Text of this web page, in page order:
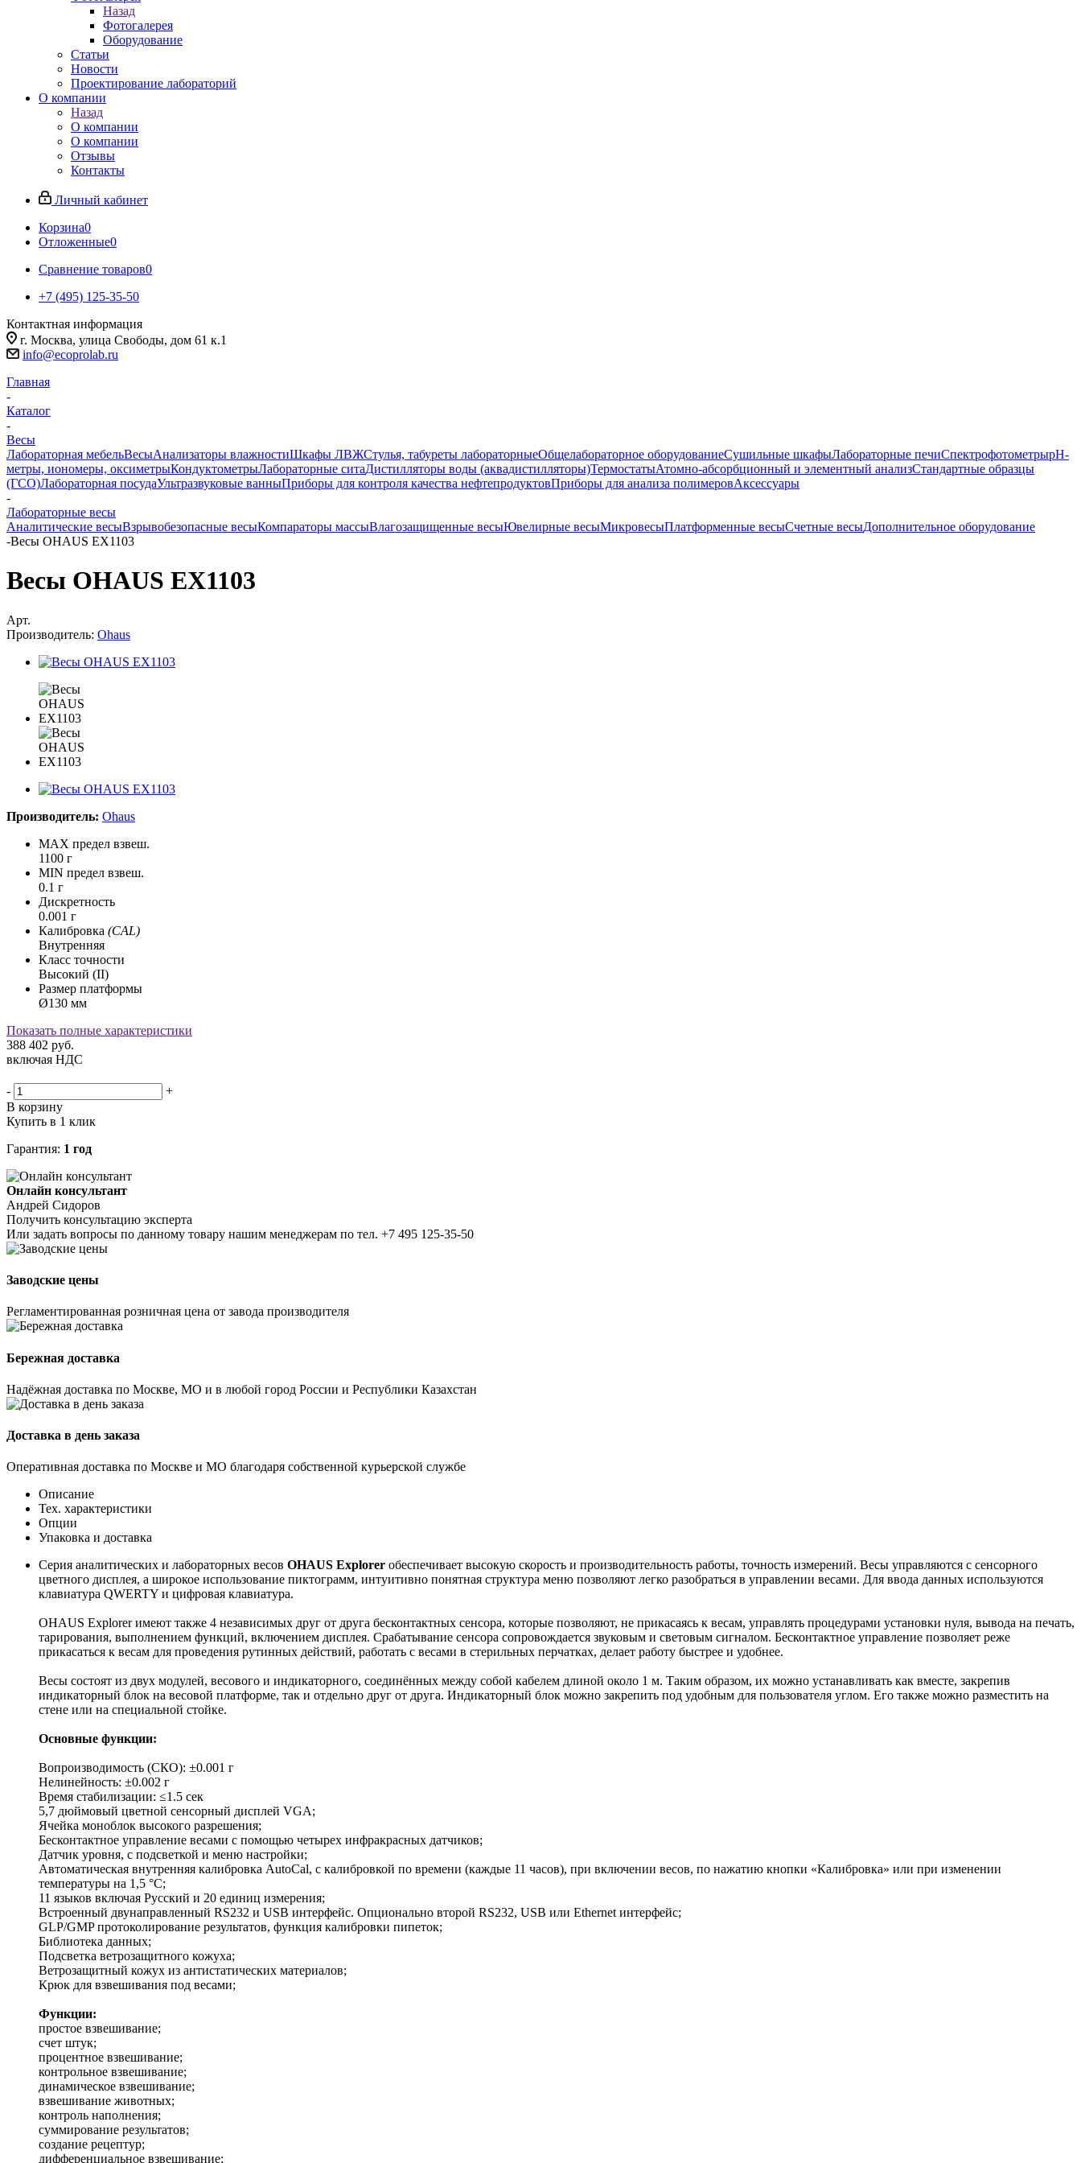
Назад
Фотогалерея
Оборудование
Статьи
Новости
Проектирование лабораторий
О компании
Назад
О компании
О компании
Отзывы
Контакты
Личный кабинет
Корзина0
Отложенные0
Сравнение товаров0
+7 (495) 125-35-50
Контактная информация
г. Москва, улица Свободы, дом 61 к.1
info@ecoprolab.ru
Главная
-
Каталог
-
Весы
Лабораторная мебельВесыАнализаторы влажностиШкафы ЛВЖСтулья, табуреты лабораторныеОбщелабораторное оборудованиеСушильные шкафыЛабораторные печиСпектрофотометрыpH-
метры, иономеры, оксиметрыКондуктометрыЛабораторные ситаДистилляторы воды (аквадистилляторы)ТермостатыАтомно-абсорбционный и элементный анализСтандартные образцы
(ГСО)Лабораторная посудаУльтразвуковые ванныПриборы для контроля качества нефтепродуктовПриборы для анализа полимеровАксессуары
-
Лабораторные весы
Аналитические весыВзрывобезопасные весыКомпараторы массыВлагозащищенные весыЮвелирные весыМикровесыПлатформенные весыСчетные весыДополнительное оборудование
-Весы OHAUS EX1103
Весы OHAUS EX1103
Арт.
Производитель: Ohaus
Производитель: Ohaus
MAX предел взвеш.
1100 г
MIN предел взвеш.
0.1 г
Дискретность
0.001 г
Калибровка (CAL)
Внутренняя
Класс точности
Высокий (II)
Размер платформы
Ø130 мм
Показать полные характеристики
388 402 руб.
включая НДС
-
+
В корзину
Купить в 1 клик
Гарантия: 1 год
Онлайн консультант
Андрей Сидоров
Получить консультацию эксперта
Или задать вопросы по данному товару нашим менеджерам по тел. +7 495 125-35-50
Заводские цены
Регламентированная розничная цена от завода производителя
Бережная доставка
Надёжная доставка по Москве, МО и в любой город России и Республики Казахстан
Доставка в день заказа
Оперативная доставка по Москве и МО благодаря собственной курьерской службе
Описание
Тех. характеристики
Опции
Упаковка и доставка
Серия аналитических и лабораторных весов OHAUS Explorer обеспечивает высокую скорость и производительность работы, точность измерений. Весы управляются с сенсорного
цветного дисплея, а широкое использование пиктограмм, интуитивно понятная структура меню позволяют легко разобраться в управлении весами. Для ввода данных используются
клавиатура QWERTY и цифровая клавиатура.
OHAUS Explorer имеют также 4 независимых друг от друга бесконтактных сенсора, которые позволяют, не прикасаясь к весам, управлять процедурами установки нуля, вывода на печать,
тарирования, выполнением функций, включением дисплея. Срабатывание сенсора сопровождается звуковым и световым сигналом. Бесконтактное управление позволяет реже
прикасаться к весам для проведения рутинных действий, работать с весами в стерильных перчатках, делает работу быстрее и удобнее.
Весы состоят из двух модулей, весового и индикаторного, соединённых между собой кабелем длиной около 1 м. Таким образом, их можно устанавливать как вместе, закрепив
индикаторный блок на весовой платформе, так и отдельно друг от друга. Индикаторный блок можно закрепить под удобным для пользователя углом. Его также можно разместить на
стене или на специальной стойке.
Основные функции:
Вопроизводимость (СКО): ±0.001 г
Нелинейность: ±0.002 г
Время стабилизации: ≤1.5 сек
5,7 дюймовый цветной сенсорный дисплей VGA;
Ячейка моноблок высокого разрешения;
Бесконтактное управление весами с помощью четырех инфракрасных датчиков;
Датчик уровня, с подсветкой и меню настройки;
Автоматическая внутренняя калибровка AutoCal, с калибровкой по времени (каждые 11 часов), при включении весов, по нажатию кнопки «Калибровка» или при изменении
температуры на 1,5 °С;
11 языков включая Русский и 20 единиц измерения;
Встроенный двунаправленный RS232 и USB интерфейс. Опционально второй RS232, USB или Ethernet интерфейс;
GLP/GMP протоколирование результатов, функция калибровки пипеток;
Библиотека данных;
Подсветка ветрозащитного кожуха;
Ветрозащитный кожух из антистатических материалов;
Крюк для взвешивания под весами;
Функции:
простое взвешивание;
счет штук;
процентное взвешивание;
контрольное взвешивание;
динамическое взвешивание;
взвешивание животных;
контроль наполнения;
суммирование результатов;
создание рецептур;
дифференциальное взвешивание;